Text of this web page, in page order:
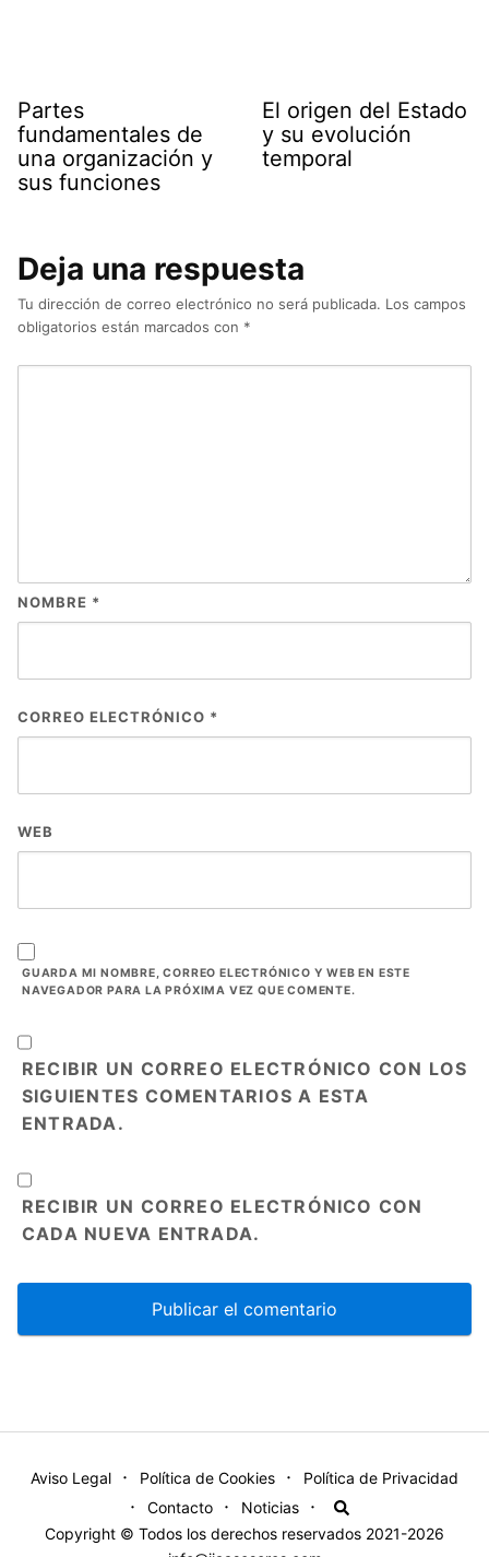
Partes
fundamentales de
una organización y
sus funciones
El origen del Estado
y su evolución
temporal
Deja una respuesta
Tu dirección de correo electrónico no será publicada. Los campos
obligatorios están marcados con *
NOMBRE *
CORREO ELECTRÓNICO *
WEB
GUARDA MI NOMBRE, CORREO ELECTRÓNICO Y WEB EN ESTE
NAVEGADOR PARA LA PRÓXIMA VEZ QUE COMENTE.
RECIBIR UN CORREO ELECTRÓNICO CON LOS
SIGUIENTES COMENTARIOS A ESTA
ENTRADA.
RECIBIR UN CORREO ELECTRÓNICO CON
CADA NUEVA ENTRADA.
Aviso Legal Política de Cookies
Política de Privacidad
Contacto
Noticias
Copyright © Todos los derechos reservados 2021-2026